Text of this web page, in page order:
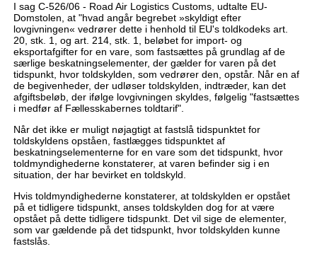
I sag C-526/06 - Road Air Logistics Customs, udtalte EU-
Domstolen, at "hvad angår begrebet »skyldigt efter
lovgivningen« vedrører dette i henhold til EU's toldkodeks art.
20, stk. 1, og art. 214, stk. 1, beløbet for import- og
eksportafgifter for en vare, som fastsættes på grundlag af de
særlige beskatningselementer, der gælder for varen på det
tidspunkt, hvor toldskylden, som vedrører den, opstår. Når en af
de begivenheder, der udløser toldskylden, indtræder, kan det
afgiftsbeløb, der ifølge lovgivningen skyldes, følgelig "fastsættes
i medfør af Fællesskabernes toldtarif".
Når det ikke er muligt nøjagtigt at fastslå tidspunktet for
toldskyldens opståen, fastlægges tidspunktet af
beskatningselementerne for en vare som det tidspunkt, hvor
toldmyndighederne konstaterer, at varen befinder sig i en
situation, der har bevirket en toldskyld.
Hvis toldmyndighederne konstaterer, at toldskylden er opstået
på et tidligere tidspunkt, anses toldskylden dog for at være
opstået på dette tidligere tidspunkt. Det vil sige de elementer,
som var gældende på det tidspunkt, hvor toldskylden kunne
fastslås.